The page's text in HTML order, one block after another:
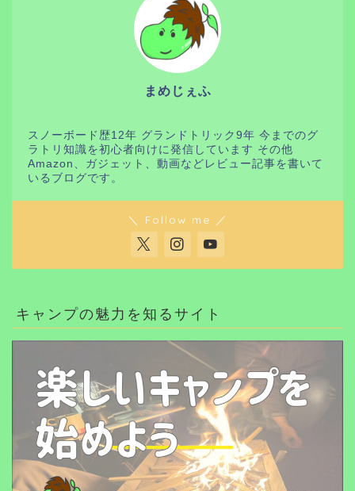
まめじぇふ
スノーボード歴12年 グランドトリック9年 今までのグ
ラトリ知識を初心者向けに発信しています その他
Amazon、ガジェット、動画などレビュー記事を書いて
いるブログです。
＼ Follow me ／
キャンプの魅力を知るサイト